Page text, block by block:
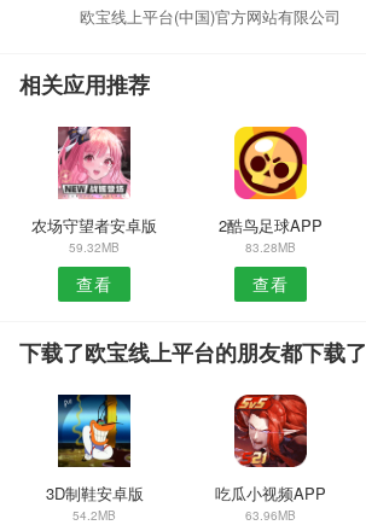
欧宝线上平台(中国)官方网站有限公司
相关应用推荐
农场守望者安卓版
59.32MB
查看
2酷鸟足球APP
83.28MB
查看
下载了欧宝线上平台的朋友都下载了
3D制鞋安卓版
54.2MB
吃瓜小视频APP
63.96MB